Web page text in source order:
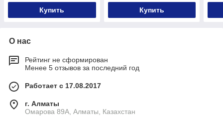
Купить Купить
О нас
Рейтинг не сформирован
Менее 5 отзывов за последний год
Работает с 17.08.2017
г. Алматы
Омарова 89А, Алматы, Казахстан